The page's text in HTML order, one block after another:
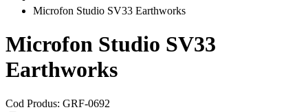
Microfon Studio SV33 Earthworks
Microfon Studio SV33
Earthworks
Cod Produs: GRF-0692